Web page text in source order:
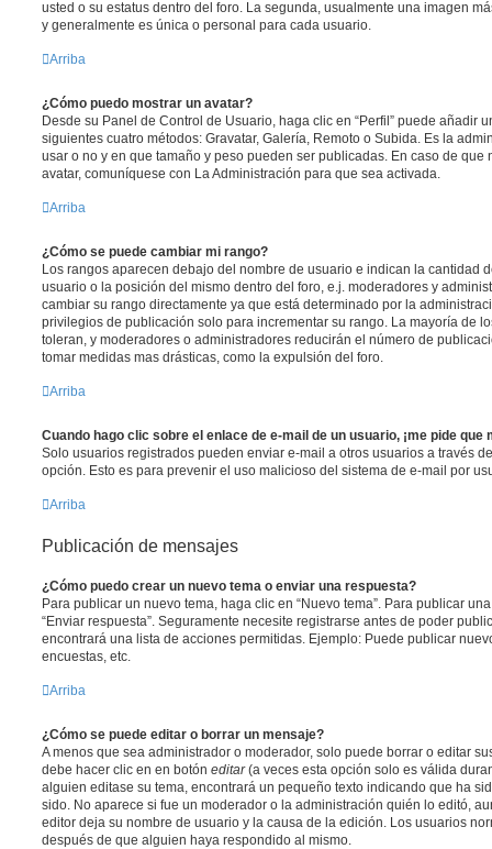
usted o su estatus dentro del foro. La segunda, usualmente una imagen
y generalmente es única o personal para cada usuario.
Arriba
¿Cómo puedo mostrar un avatar?
Desde su Panel de Control de Usuario, haga clic en “Perfil” puede añadir
siguientes cuatro métodos: Gravatar, Galería, Remoto o Subida. Es la
usar o no y en que tamaño y peso pueden ser publicadas. En caso de
avatar, comuníquese con La Administración para que sea activada.
Arriba
¿Cómo se puede cambiar mi rango?
Los rangos aparecen debajo del nombre de usuario e indican la cantidad
usuario o la posición del mismo dentro del foro, e.j. moderadores y
cambiar su rango directamente ya que está determinado por la
privilegios de publicación solo para incrementar su rango. La mayoría de
toleran, y moderadores o administradores reducirán el número de
tomar medidas mas drásticas, como la expulsión del foro.
Arriba
Cuando hago clic sobre el enlace de e-mail de un usuario, ¡me pide que
Solo usuarios registrados pueden enviar e-mail a otros usuarios a través
opción. Esto es para prevenir el uso malicioso del sistema de e-mail por
Arriba
Publicación de mensajes
¿Cómo puedo crear un nuevo tema o enviar una respuesta?
Para publicar un nuevo tema, haga clic en “Nuevo tema”. Para publicar
“Enviar respuesta”. Seguramente necesite registrarse antes de poder
encontrará una lista de acciones permitidas. Ejemplo: Puede publicar
encuestas, etc.
Arriba
¿Cómo se puede editar o borrar un mensaje?
A menos que sea administrador o moderador, solo puede borrar o editar
debe hacer clic en en botón editar(a veces esta opción solo es válida
alguien editase su tema, encontrará un pequeño texto indicando que ha
sido. No aparece si fue un moderador o la administración quién lo editó,
editor deja su nombre de usuario y la causa de la edición. Los usuarios
después de que alguien haya respondido al mismo.